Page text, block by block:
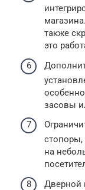
также
это
засовы
стопоры,
на
Дверной